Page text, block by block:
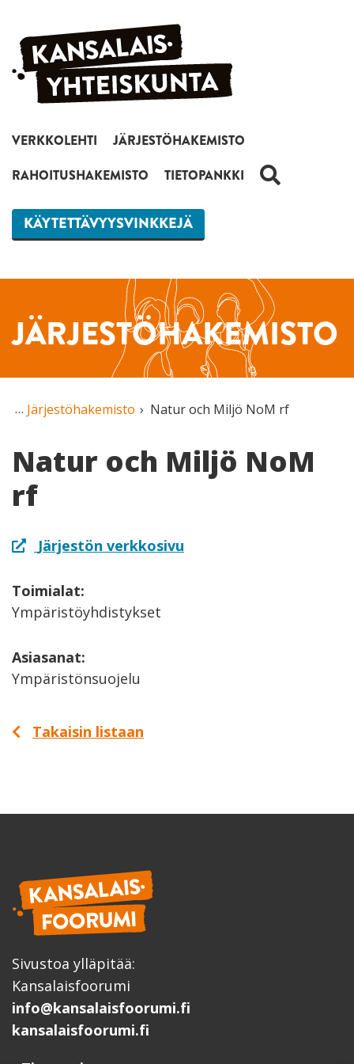
Siirry sisältöön
VERKKOLEHTI
JÄRJESTÖHAKEMISTO
RAHOITUSHAKEMISTO
TIETOPANKKI HAKU
KÄYTETTÄVYYSVINKKEJÄ
JÄRJESTÖHAKEMISTO
Järjestöhakemisto Natur och Miljö NoM rf
Natur och Miljö NoM
rf
Järjestön verkkosivu
Toimialat:
Ympäristöyhdistykset
Asiasanat:
Ympäristönsuojelu
Takaisin listaan
Sivustoa ylläpitää:
Kansalaisfoorumi
info@kansalaisfoorumi.fi
kansalaisfoorumi.fi